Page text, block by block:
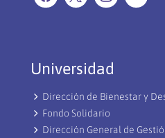
Universidad
Dirección de Bienestar y
Fondo Solidario
Dirección General de